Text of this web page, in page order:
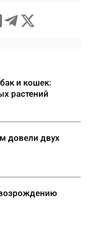
и кошек:
растений
довели двух
возрождению